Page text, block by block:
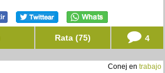
Rata (75) 4
Conej en trabajo